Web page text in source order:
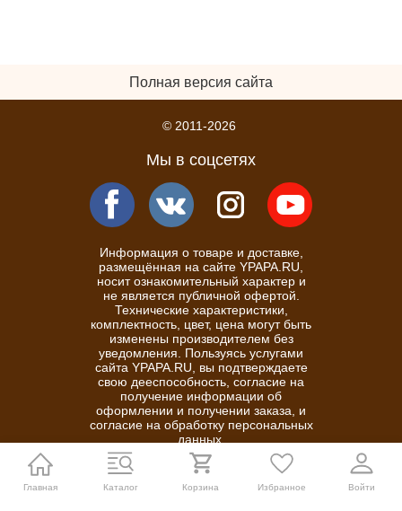
Полная версия сайта
© 2011-2026
Мы в соцсетях
Информация о товаре и доставке,
размещённая на сайте YPAPA.RU,
носит ознакомительный характер и
не является публичной офертой.
Технические характеристики,
комплектность, цвет, цена могут быть
изменены производителем без
уведомления. Пользуясь услугами
сайта YPAPA.RU, вы подтверждаете
свою дееспособность, согласие на
получение информации об
оформлении и получении заказа, и
согласие на обработку персональных
данных.
Политика конфиденциальности
Главная Каталог Корзина Избранное Войти